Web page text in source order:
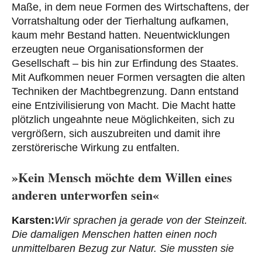
Maße, in dem neue Formen des Wirtschaftens, der
Vorratshaltung oder der Tierhaltung aufkamen,
kaum mehr Bestand hatten. Neuentwicklungen
erzeugten neue Organisationsformen der
Gesellschaft – bis hin zur Erfindung des Staates.
Mit Aufkommen neuer Formen versagten die alten
Techniken der Machtbegrenzung. Dann entstand
eine Entzivilisierung von Macht. Die Macht hatte
plötzlich ungeahnte neue Möglichkeiten, sich zu
vergrößern, sich auszubreiten und damit ihre
zerstörerische Wirkung zu entfalten.
»Kein Mensch möchte dem Willen eines
anderen unterworfen sein«
Karsten:Wir sprachen ja gerade von der Steinzeit.
Die damaligen Menschen hatten einen noch
unmittelbaren Bezug zur Natur. Sie mussten sie